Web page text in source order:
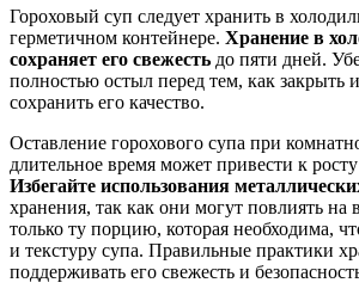
Гороховый суп следует хранить в
герметичном контейнере. Хранение в
сохраняет его свежесть до пяти дней.
полностью остыл перед тем, как закрыть
сохранить его качество.
Оставление горохового супа при
длительное время может привести к
Избегайте использования
хранения, так как они могут повлиять на
только ту порцию, которая необходима,
и текстуру супа. Правильные практики
поддерживать его свежесть и